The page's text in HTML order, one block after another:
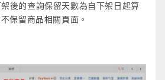
後的查詢保留天數為自下架日起算
保留商品相關頁面。